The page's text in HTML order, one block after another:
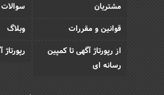
مشتریان
قوانین و مقررات
وبلاگ
از رپورتاژ آگهی تا کمپین
رسانه ای
رپورتاژ